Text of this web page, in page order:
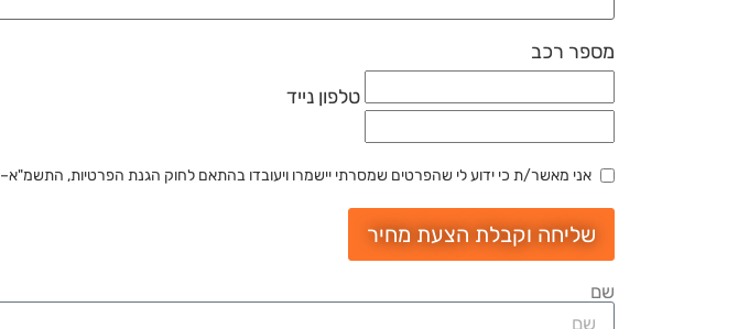
מספר רכב
טלפון נייד
אני מאשר/ת כי ידוע לי שהפרטים שמסרתי יישמרו ויעובדו בהתאם לחוק הגנת הפרטיות, התשמ"א–1981 (כולל תיקון 13), ובהתאם ל
שליחה וקבלת הצעת מחיר
שם